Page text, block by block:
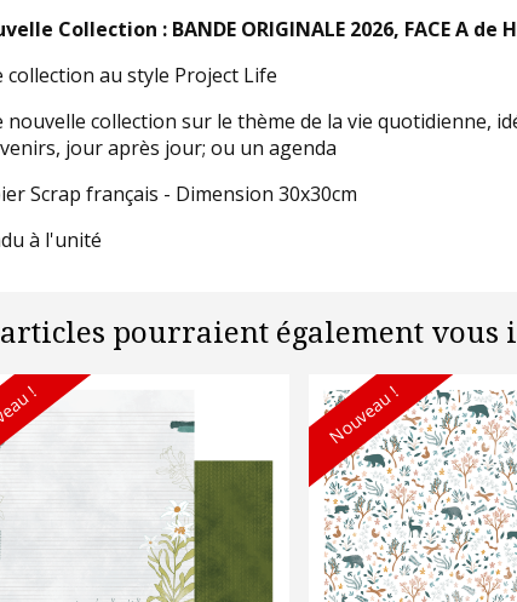
Collection : BANDE ORIGINALE 2026, FACE A de
collection au style Project Life
nouvelle collection sur le thème de la vie quotidienne,
jour après jour; ou un agenda
Scrap français - Dimension 30x30cm
à l'unité
articles pourraient également vous
! Nouveau !